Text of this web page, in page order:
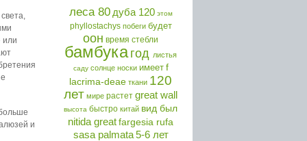
леса 80 дуба 120 этом
phyllostachys побеги будет
оон время стебли
бамбука год листья
саду солнце носки имеет f
lacrima-deae ткани 120
лет мире растет great wall
высота быстро китай вид был
nitida greatfargesia rufa
sasa palmata 5-6 лет
или
и